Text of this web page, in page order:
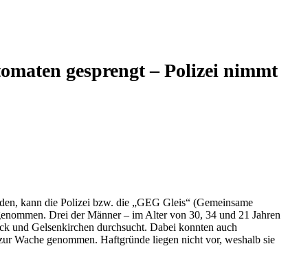
gesprengt – Polizei nimmt
kann die Polizei bzw. die „GEG Gleis“ (Gemeinsame
Drei der Männer – im Alter von 30, 34 und 21 Jahren
und Gelsenkirchen durchsucht. Dabei konnten auch
Wache genommen. Haftgründe liegen nicht vor, weshalb sie